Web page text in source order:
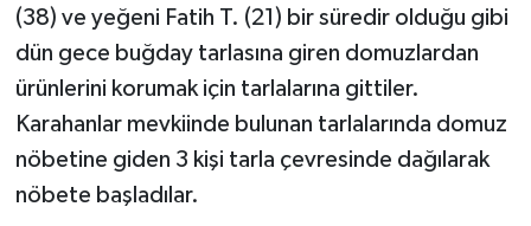
(38) ve yeğeni Fatih T. (21) bir süredir olduğu gibi
dün gece buğday tarlasına giren domuzlardan
ürünlerini korumak için tarlalarına gittiler.
Karahanlar mevkiinde bulunan tarlalarında domuz
nöbetine giden 3 kişi tarla çevresinde dağılarak
nöbete başladılar.